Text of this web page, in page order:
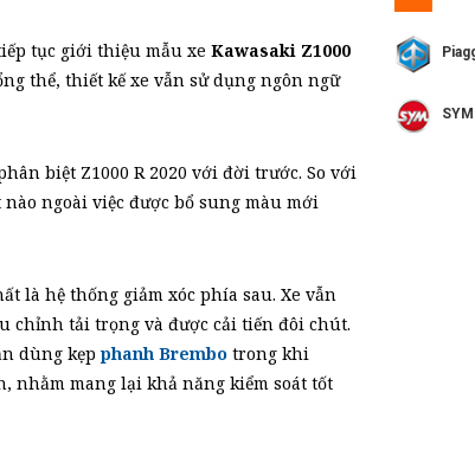
tục giới thiệu mẫu xe Kawasaki Z1000
thể, thiết kế xe vẫn sử dụng ngôn ngữ
biệt Z1000 R 2020 với đời trước. So với
ngoài việc được bổ sung màu mới
là hệ thống giảm xóc phía sau. Xe vẫn
chỉnh tải trọng và được cải tiến đôi chút.
dùng kẹp phanh Brembo trong khi
nhằm mang lại khả năng kiểm soát tốt
SYM